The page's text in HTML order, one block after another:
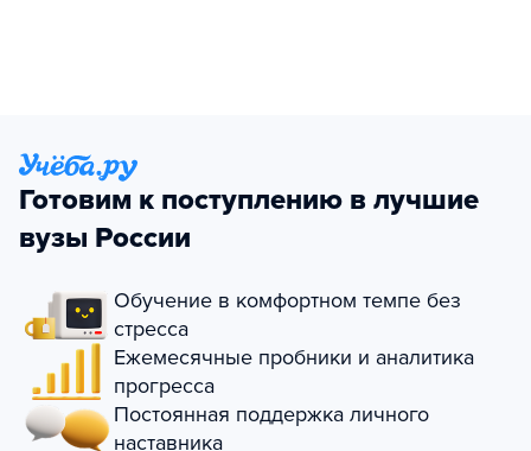
Готовим к поступлению в лучшие
вузы России
Обучение в комфортном темпе без
стресса
Ежемесячные пробники и аналитика
прогресса
Постоянная поддержка личного
наставника